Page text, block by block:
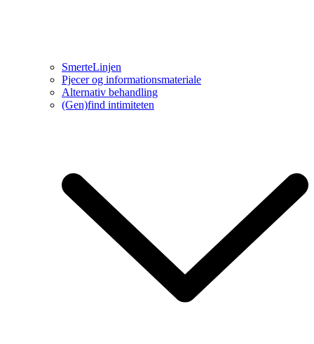
SmerteLinjen
Pjecer og informationsmateriale
Alternativ behandling
(Gen)find intimiteten